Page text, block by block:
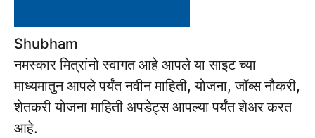
Shubham
नमस्कार मित्रांनो स्वागत आहे आपले या साइट च्या
माध्यमातुन आपले पर्यंत नवीन माहिती, योजना, जॉब्स नौकरी,
शेतकरी योजना माहिती अपडेट्स आपल्या पर्यंत शेअर करत
आहे.